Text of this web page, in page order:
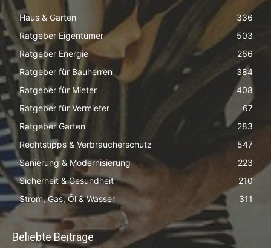
Haus & Garten
336
Ratgeber Eigentümer
503
Ratgeber Energie
266
Ratgeber für Bauherren
384
Ratgeber für Mieter
408
Ratgeber für Vermieter
67
Ratgeber Garten
283
Rechtstipps & Verbraucherschutz
547
Sanierung & Modernisierung
223
Sicherheit & Gesundheit
210
Strom, Gas, Öl & Wasser
311
Beliebte Beiträge